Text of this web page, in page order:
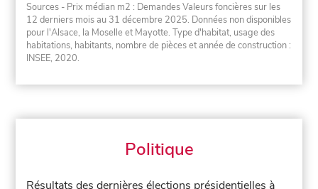
Sources - Prix médian m2 : Demandes Valeurs foncières sur les
12 derniers mois au 31 décembre 2025. Données non disponibles
pour l'Alsace, la Moselle et Mayotte. Type d'habitat, usage des
habitations, habitants, nombre de pièces et année de construction :
INSEE, 2020.
Politique
Résultats des dernières élections présidentielles à